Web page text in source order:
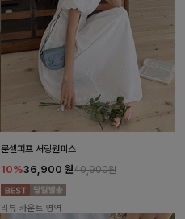
룬셀퍼프 셔링원피스
10%36,900 원40,900원
리뷰 카운트 영역